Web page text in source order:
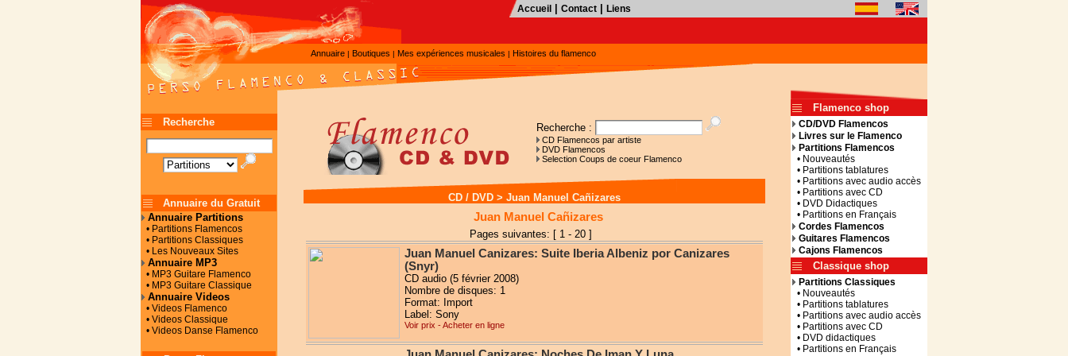
Accueil Contact Liens
Annuaire | Boutiques | Mes expériences musicales | Histoires du flamenco
Recherche
Annuaire du Gratuit
Annuaire Partitions
• Partitions Flamencos
• Partitions Classiques
• Les Nouveaux Sites
Annuaire MP3
• MP3 Guitare Flamenco
• MP3 Guitare Classique
Annuaire Videos
• Videos Flamenco
• Videos Classique
• Videos Danse Flamenco
Recherche :
CD Flamencos par artiste
DVD Flamencos
Selection Coups de coeur Flamenco
CD / DVD > Juan Manuel Cañizares
Juan Manuel Cañizares
Pages suivantes: [ 1 - 20 ]
Juan Manuel Canizares: Suite Iberia Albeniz por Canizares
(Snyr)
CD audio (5 février 2008)
Nombre de disques: 1
Format: Import
Label: Sony
Voir prix - Acheter en ligne
Flamenco shop
CD/DVD Flamencos
Livres sur le Flamenco
Partitions Flamencos
• Nouveautés
• Partitions tablatures
• Partitions avec audio accès
• Partitions avec CD
• DVD Didactiques
• Partitions en Français
Cordes Flamencos
Guitares Flamencos
Cajons Flamencos
Classique shop
Partitions Classiques
• Nouveautés
• Partitions tablatures
• Partitions avec audio accès
• Partitions avec CD
• DVD didactiques
• Partitions en Français